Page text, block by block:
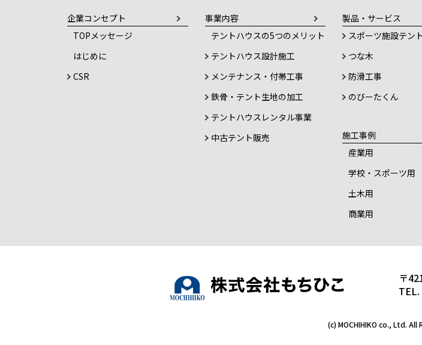
企業コンセプト
TOPメッセージ
はじめに
CSR
事業内容
テントハウスの5つのメリット
テントハウス設計施工
メンテナンス・付帯工事
鉄骨・テント生地の加工
テントハウスレンタル事業
中古テント販売
製品・サービス
スポーツ施設テン
つな木
防滑工事
のびーたくん
施工事例
産業用
学校・スポーツ用
土木用
商業用
〒
(c) MOCHIHIKO co., Ltd.